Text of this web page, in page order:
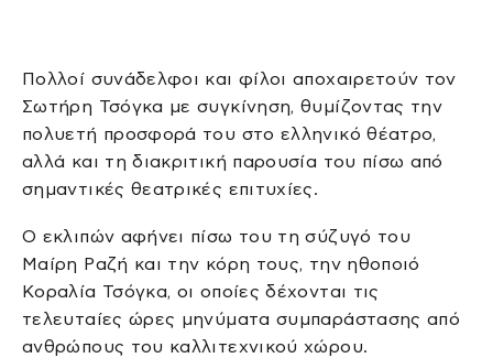
Πολλοί συνάδελφοι και φίλοι αποχαιρετούν τον
Σωτήρη Τσόγκα με συγκίνηση, θυμίζοντας την
πολυετή προσφορά του στο ελληνικό θέατρο,
αλλά και τη διακριτική παρουσία του πίσω από
σημαντικές θεατρικές επιτυχίες.
Ο εκλιπών αφήνει πίσω του τη σύζυγό του
Μαίρη Ραζή και την κόρη τους, την ηθοποιό
Κοραλία Τσόγκα, οι οποίες δέχονται τις
τελευταίες ώρες μηνύματα συμπαράστασης από
ανθρώπους του καλλιτεχνικού χώρου.